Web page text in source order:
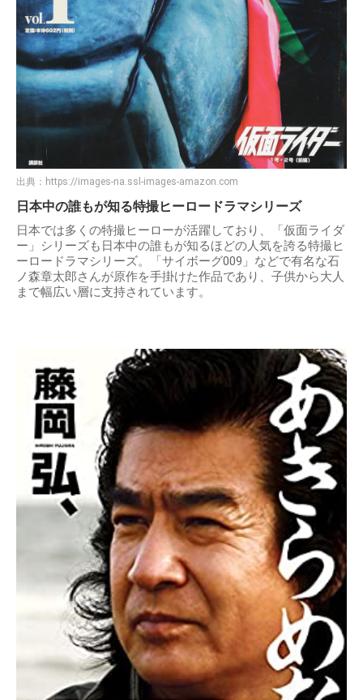
出典： https://images-na.ssl-images-amazon.com
日本中の誰もが知る特撮ヒーロードラマシリーズ
日本では多くの特撮ヒーローが活躍しており、「仮面ライダ
ー」シリーズも日本中の誰もが知るほどの人気を誇る特撮ヒ
ーロードラマシリーズ。「サイボーグ009」などで有名な石
ノ森章太郎さんが原作を手掛けた作品であり、子供から大人
まで幅広い層に支持されています。